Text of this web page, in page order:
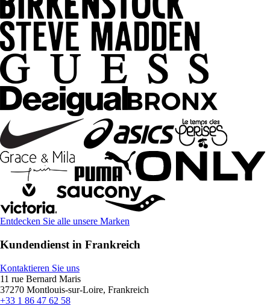
Entdecken Sie alle unsere Marken
Kundendienst in Frankreich
Kontaktieren Sie uns
11 rue Bernard Maris
37270 Montlouis-sur-Loire, Frankreich
+33 1 86 47 62 58